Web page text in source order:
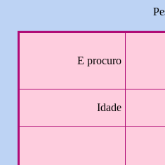
E procuro
Idade